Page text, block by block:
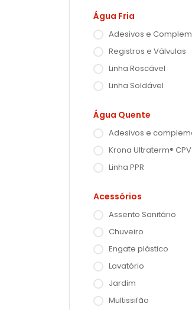
Água Fria
Adesivos e
Registros e Válvulas
Linha Roscável
Linha Soldável
Água Quente
Adesivos e
Krona Ultraterm®
Linha PPR
Acessórios
Assento Sanitário
Chuveiro
Engate plástico
Lavatório
Jardim
Multissifão